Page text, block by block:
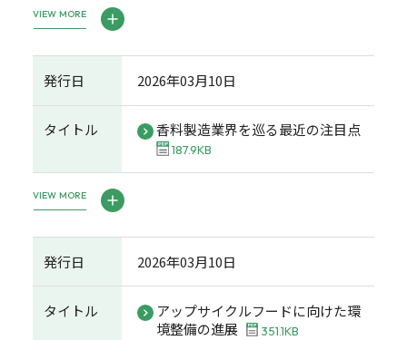
VIEW MORE
発行日 2026年03月10日
タイトル 香料製造業界を巡る最近の注目点
187.9KB
VIEW MORE
発行日 2026年03月10日
タイトル
アップサイクルフードに向けた環
境整備の進展
351.1KB